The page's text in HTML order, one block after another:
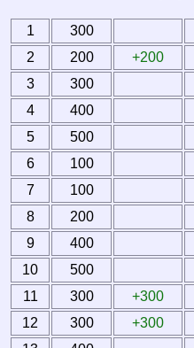
1 300
2
200
+200
3
300
4
400
5
500
6
100
7
100
8
200
9
400
10
500
11
300
+300
12
300
+300